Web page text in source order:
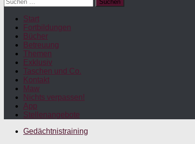
nach:
Start
Fortbildungen
Bücher
Betreuung
Themen
Exklusiv
Taschen und Co.
Kontakt
Maw
Nichts verpassen!
App
Stellenangebote
Gedächtnistraining